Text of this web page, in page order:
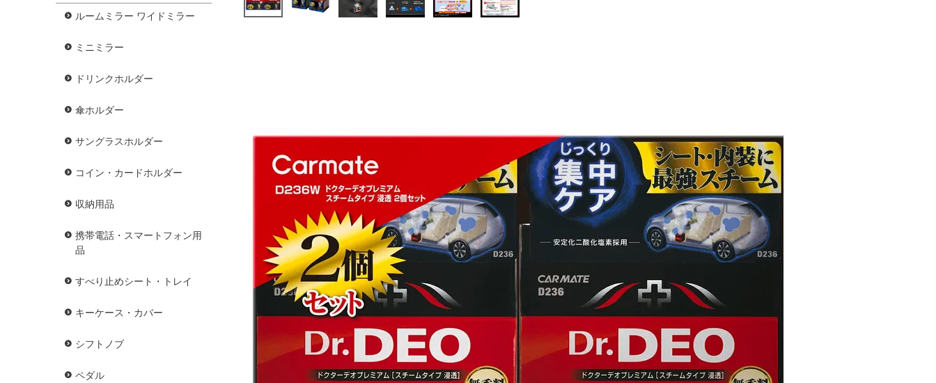
ルームミラー ワイドミラー
ミニミラー
ドリンクホルダー
傘ホルダー
サングラスホルダー
コイン・カードホルダー
収納用品
携帯電話・スマートフォン用
品
すべり止めシート・トレイ
キーケース・カバー
シフトノブ
ペダル